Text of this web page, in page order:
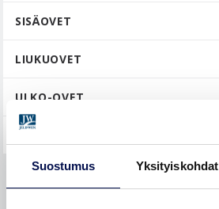
Suostumus Yksityiskohdat
SISÄOVET
LIUKUOVET
ULKO-OVET
YLEISTÄ